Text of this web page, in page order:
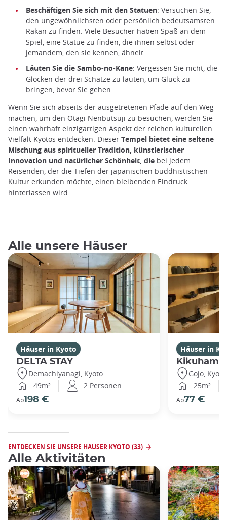
Beschäftigen Sie sich mit den Statuen: Versuchen Sie,
den ungewöhnlichsten oder persönlich bedeutsamsten
Rakan zu finden. Viele Besucher haben Spaß an dem
Spiel, eine Statue zu finden, die ihnen selbst oder
jemandem, den sie kennen, ähnelt.
Läuten Sie die Sambo-no-Kane: Vergessen Sie nicht, die
Glocken der drei Schätze zu läuten, um Glück zu
bringen, bevor Sie gehen.
Wenn Sie sich abseits der ausgetretenen Pfade auf den Weg
machen, um den Otagi Nenbutsuji zu besuchen, werden Sie
einen wahrhaft einzigartigen Aspekt der reichen kulturellen
Vielfalt Kyotos entdecken. Dieser Tempel bietet eine seltene
Mischung aus spiritueller Tradition, künstlerischer
Innovation und natürlicher Schönheit, die bei jedem
Reisenden, der die Tiefen der japanischen buddhistischen
Kultur erkunden möchte, einen bleibenden Eindruck
hinterlassen wird.
Alle unsere Häuser
Häuser in Kyoto
DELTA STAY
Demachiyanagi, Kyoto
49m²
2 Personen
Ab198 €
Häuser in
Kikuhama
Gojo, Kyoto
25m²
Ab77 €
ENTDECKEN SIE UNSERE HAUSER KYOTO (33)
Alle Aktivitäten